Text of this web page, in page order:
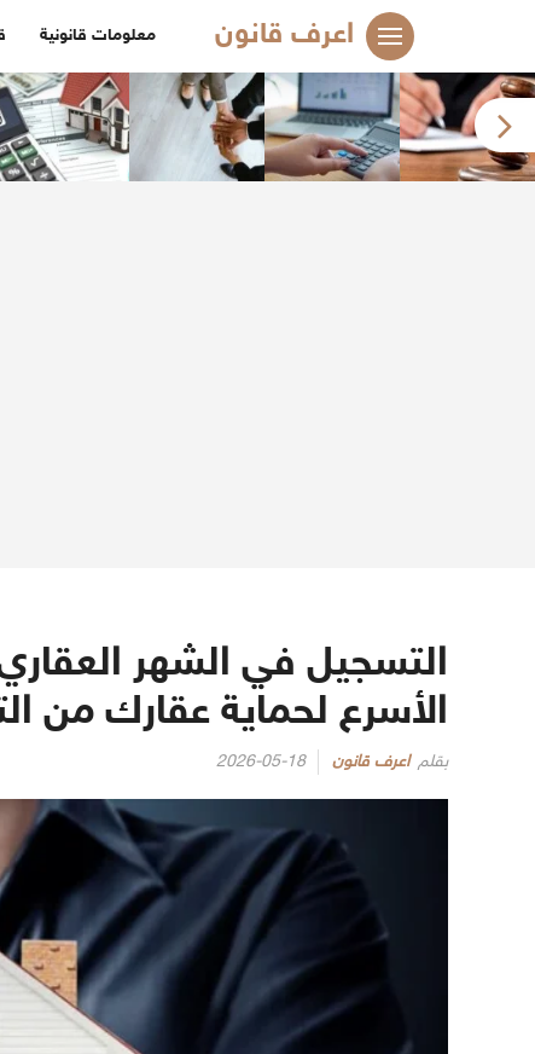
اعرف قانون معلومات قانونية
التسجيل في الشهر
الأسرع لحماية عقارك من
بقلم اعرف قانون
Posted
2026-05-18